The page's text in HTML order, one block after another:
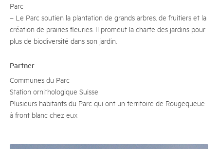
Parc
– Le Parc soutien la plantation de grands arbres, de fruitiers et la
création de prairies fleuries. Il promeut la charte des jardins pour
plus de biodiversité dans son jardin.
Partner
Communes du Parc
Station ornithologique Suisse
Plusieurs habitants du Parc qui ont un territoire de Rougequeue
à front blanc chez eux